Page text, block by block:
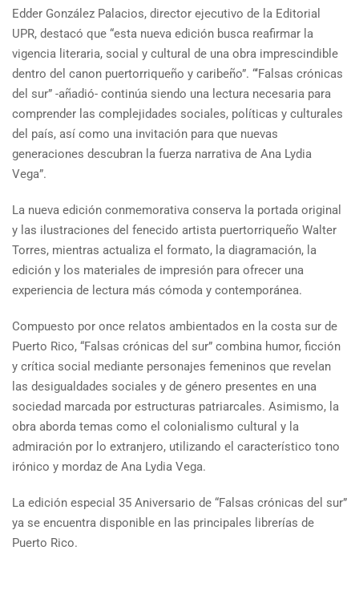
Edder González Palacios, director ejecutivo de la Editorial
UPR, destacó que “esta nueva edición busca reafirmar la
vigencia literaria, social y cultural de una obra imprescindible
dentro del canon puertorriqueño y caribeño”. “‘Falsas crónicas
del sur” -añadió- continúa siendo una lectura necesaria para
comprender las complejidades sociales, políticas y culturales
del país, así como una invitación para que nuevas
generaciones descubran la fuerza narrativa de Ana Lydia
Vega”.
La nueva edición conmemorativa conserva la portada original
y las ilustraciones del fenecido artista puertorriqueño Walter
Torres, mientras actualiza el formato, la diagramación, la
edición y los materiales de impresión para ofrecer una
experiencia de lectura más cómoda y contemporánea.
Compuesto por once relatos ambientados en la costa sur de
Puerto Rico, “Falsas crónicas del sur” combina humor, ficción
y crítica social mediante personajes femeninos que revelan
las desigualdades sociales y de género presentes en una
sociedad marcada por estructuras patriarcales. Asimismo, la
obra aborda temas como el colonialismo cultural y la
admiración por lo extranjero, utilizando el característico tono
irónico y mordaz de Ana Lydia Vega.
La edición especial 35 Aniversario de “Falsas crónicas del sur”
ya se encuentra disponible en las principales librerías de
Puerto Rico.